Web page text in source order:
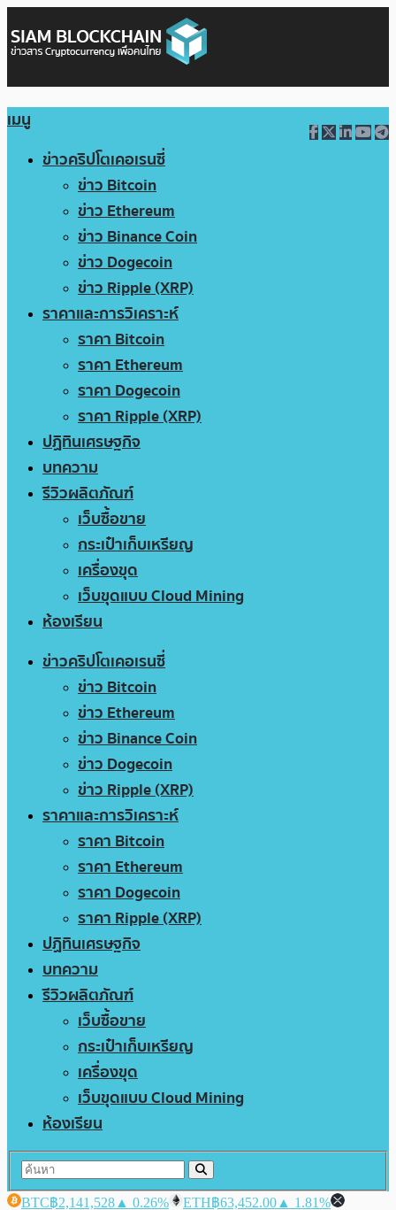
เมนู
ข่าวคริปโตเคอเรนซี่
ข่าว Bitcoin
ข่าว Ethereum
ข่าว Binance Coin
ข่าว Dogecoin
ข่าว Ripple (XRP)
ราคาและการวิเคราะห์
ราคา Bitcoin
ราคา Ethereum
ราคา Dogecoin
ราคา Ripple (XRP)
ปฏิทินเศรษฐกิจ
บทความ
รีวิวผลิตภัณฑ์
เว็บซื้อขาย
กระเป๋าเก็บเหรียญ
เครื่องขุด
เว็บขุดแบบ Cloud Mining
ห้องเรียน
ข่าวคริปโตเคอเรนซี่
ข่าว Bitcoin
ข่าว Ethereum
ข่าว Binance Coin
ข่าว Dogecoin
ข่าว Ripple (XRP)
ราคาและการวิเคราะห์
ราคา Bitcoin
ราคา Ethereum
ราคา Dogecoin
ราคา Ripple (XRP)
ปฏิทินเศรษฐกิจ
บทความ
รีวิวผลิตภัณฑ์
เว็บซื้อขาย
กระเป๋าเก็บเหรียญ
เครื่องขุด
เว็บขุดแบบ Cloud Mining
ห้องเรียน
BTC฿2,141,528 ▲ 0.26% ETH฿63,452.00 ▲ 1.81%